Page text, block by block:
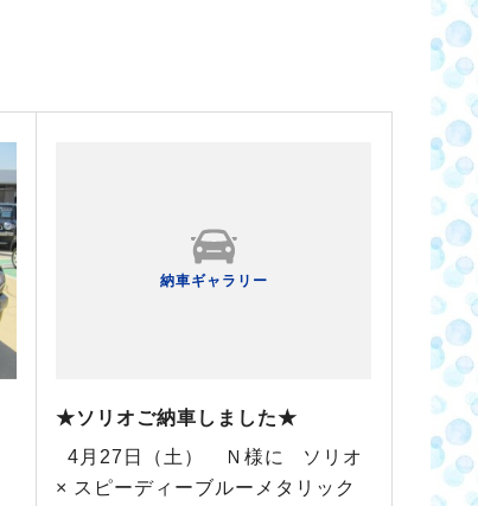
納車ギャラリー
★ソリオご納車しました★
4月27日（土） Ｎ様に ソリオ
× スピーディーブルーメタリック